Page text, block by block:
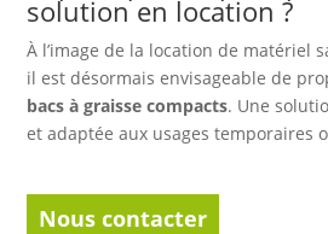
solution en location ?
À l’image de la location de matériel
il est désormais envisageable de
bacs à graisse compacts. Une
et adaptée aux usages temporaires
Nous contacter